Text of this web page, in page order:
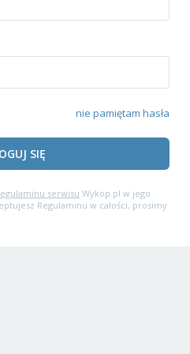
nie pamiętam hasła
SIĘ
serwisu Wykop.pl w jego
Regulaminu w całości, prosimy